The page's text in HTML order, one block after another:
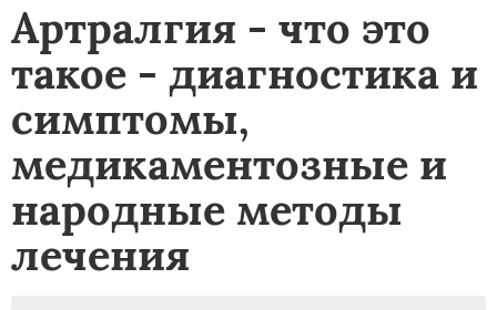
Артралгия - что это
такое - диагностика и
симптомы,
медикаментозные и
народные методы
лечения